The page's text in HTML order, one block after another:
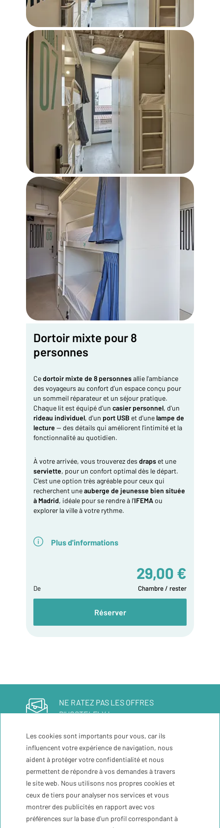
Dortoir mixte pour 8
personnes
Cedortoir mixte de 8 personnesallie l'ambiance
des voyageurs au confort d'un espace conçu pour
un sommeil réparateur et un séjour pratique.
Chaque lit est équipé d'un casier personnel, d'un
rideau individuel, d'un port USB et d'unelampe de
lecture — des détails qui améliorent l'intimité et la
fonctionnalité au quotidien.
À votre arrivée, vous trouverez des draps et une
serviette, pour un confort optimal dès le départ.
C'est une option très agréable pour ceux qui
recherchent uneauberge de jeunesse bien située
à Madrid, idéale pour se rendre à l'IFEMAou
explorer la ville à votre rythme.
Plus d'informations
De
29,00 €
Chambre / rester
Réserver
NE RATEZ PAS LES OFFRES
D'HOSTELFLY !
newsletter
Inscrivez-moi
Temps 31ºC
Les cookies sont importants pour vous, car ils
influencent votre expérience de navigation, nous
aident à protéger votre confidentialité et nous
permettent de répondre à vos demandes à travers
le site web. Nous utilisons nos propres cookies et
ceux de tiers pour analyser nos services et vous
montrer des publicités en rapport avec vos
préférences sur la base d'un profil correspondant à